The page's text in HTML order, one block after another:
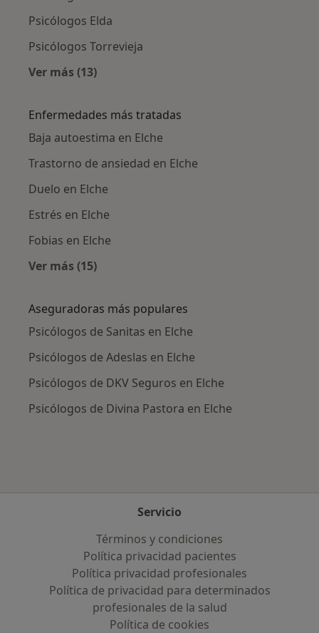
Psicólogos Elda
Psicólogos Torrevieja
Ver más (13)
Enfermedades más tratadas
Baja autoestima en Elche
Trastorno de ansiedad en Elche
Duelo en Elche
Estrés en Elche
Fobias en Elche
Ver más (15)
Aseguradoras más populares
Psicólogos de Sanitas en Elche
Psicólogos de Adeslas en Elche
Psicólogos de DKV Seguros en Elche
Psicólogos de Divina Pastora en Elche
Servicio
Términos y condiciones
Política privacidad pacientes
Política privacidad profesionales
Política de privacidad para determinados
profesionales de la salud
Política de cookies